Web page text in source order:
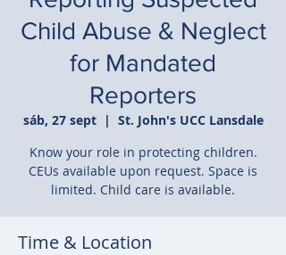
Child Abuse & Neglect
for Mandated
Reporters
sáb, 27 sept
  |
St. John's UCC Lansdale
Know your role in protecting children.
CEUs available upon request. Space is
limited. Child care is available.
Time & Location